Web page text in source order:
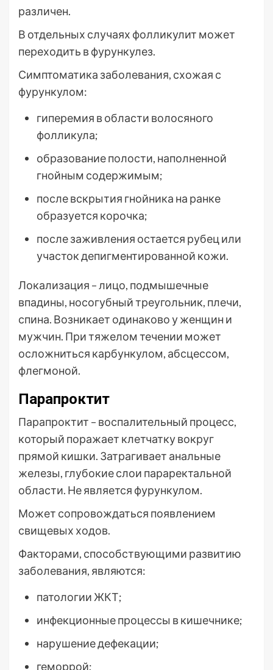
различен.
В отдельных случаях фолликулит может
переходить в фурункулез.
Симптоматика заболевания, схожая с
фурункулом:
гиперемия в области волосяного
фолликула;
образование полости, наполненной
гнойным содержимым;
после вскрытия гнойника на ранке
образуется корочка;
после заживления остается рубец или
участок депигментированной кожи.
Локализация – лицо, подмышечные
впадины, носогубный треугольник, плечи,
спина. Возникает одинаково у женщин и
мужчин. При тяжелом течении может
осложниться карбункулом, абсцессом,
флегмоной.
Парапроктит
Парапроктит – воспалительный процесс,
который поражает клетчатку вокруг
прямой кишки. Затрагивает анальные
железы, глубокие слои параректальной
области. Не является фурункулом.
Может сопровождаться появлением
свищевых ходов.
Факторами, способствующими развитию
заболевания, являются:
патологии ЖКТ;
инфекционные процессы в кишечнике;
нарушение дефекации;
геморрой;